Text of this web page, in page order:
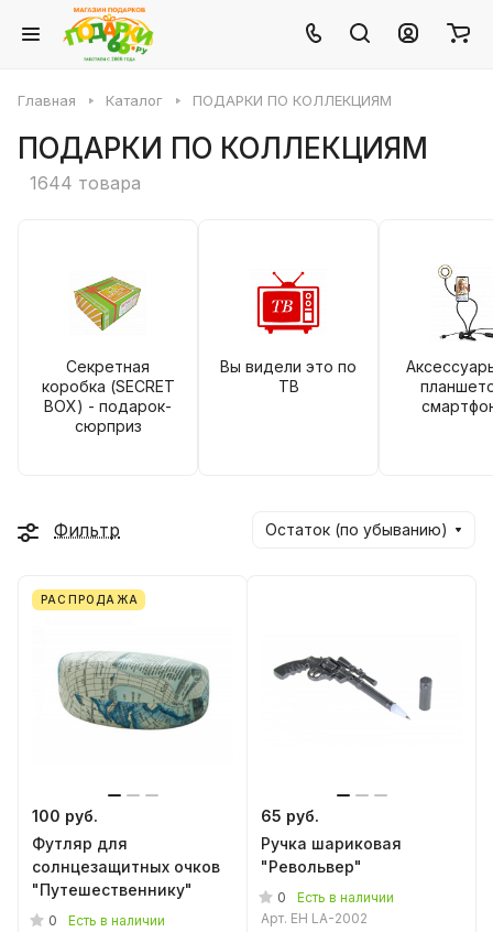
Главная Каталог ПОДАРКИ ПО КОЛЛЕКЦИЯМ
ПОДАРКИ ПО КОЛЛЕКЦИЯМ
1644 товара
Секретная
коробка (SECRET
BOX) - подарок-
сюрприз
Вы видели это по
ТВ
Фильтр Остаток (по убыванию)
РАСПРОДАЖА
100 руб.
Футляр для
солнцезащитных очков
"Путешественнику"
0
Есть в наличии
65 руб.
Ручка шариковая
"Револьвер"
0
Есть в наличии
Арт. EH LA-2002